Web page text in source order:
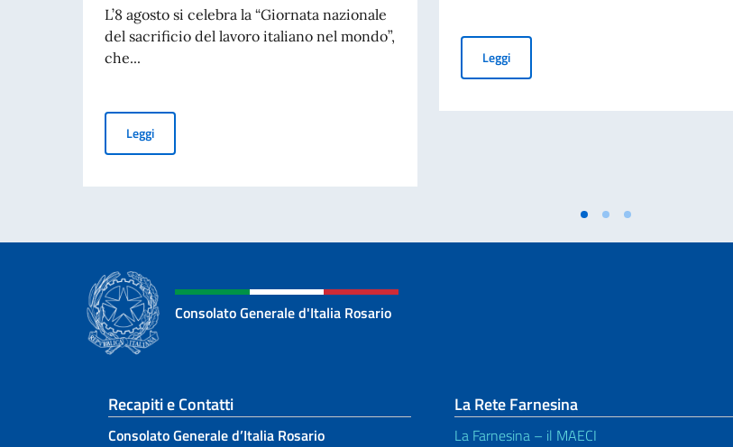
L’8 agosto si celebra la “Giornata nazionale
del sacrificio del lavoro italiano nel mondo”,
che...
LeggiGiornata Nazionale del Sacrificio del Lavoro Italiano nel Mondo – 70° anniversario della tragedia di Marcinelle
LeggiVerdi, il musicista che commuove
Consolato Generale d'Italia Rosario
Sezione footer
Recapiti e Contatti
Consolato Generale d’Italia Rosario
La Rete Farnesina
La Farnesina – il MAECI